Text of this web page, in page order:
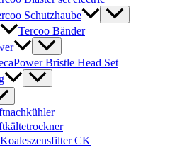
Schutzhaube
Tercoo Bänder
Bristle Head Set
CK